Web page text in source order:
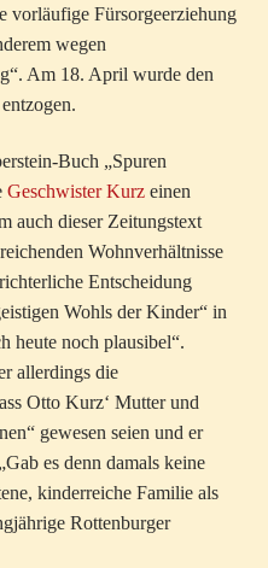
vorläufige Fürsorgeerziehung
wegen
Am 18. April wurde den
Buch „Spuren
Geschwister Kurz einen
auch dieser Zeitungstext
Wohnverhältnisse
Entscheidung
Wohls der Kinder“ in
heute noch plausibel“.
allerdings die
Otto Kurz‘ Mutter und
gewesen seien und er
es denn damals keine
kinderreiche Familie als
Rottenburger